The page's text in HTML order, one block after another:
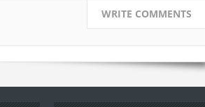
WRITE COMMENTS